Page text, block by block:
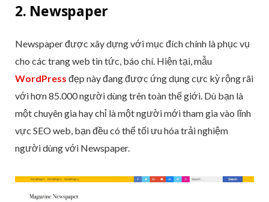
2. Newspaper
Newspaper được xây dựng với mục đích chính là phục vụ
cho các trang web tin tức, báo chí. Hiện tại, mẫu
WordPress đẹp này đang được ứng dụng cực kỳ rộng rãi
với hơn 85.000 người dùng trên toàn thế giới. Dù bạn là
một chuyên gia hay chỉ là một người mới tham gia vào lĩnh
vực SEO web, bạn đều có thể tối ưu hóa trải nghiệm
người dùng với Newspaper.